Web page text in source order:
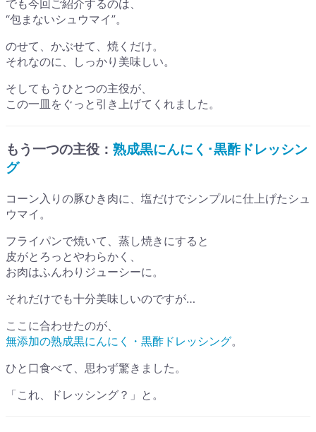
でも今回ご紹介するのは、
“包まないシュウマイ”。
のせて、かぶせて、焼くだけ。
それなのに、しっかり美味しい。
そしてもうひとつの主役が、
この一皿をぐっと引き上げてくれました。
もう一つの主役： 熟成黒にんにく･黒酢ドレッシン
グ
コーン入りの豚ひき肉に、塩だけでシンプルに仕上げたシュ
ウマイ。
フライパンで焼いて、蒸し焼きにすると
皮がとろっとやわらかく、
お肉はふんわりジューシーに。
それだけでも十分美味しいのですが…
ここに合わせたのが、
無添加の熟成黒にんにく・黒酢ドレッシング。
ひと口食べて、思わず驚きました。
「これ、ドレッシング？」と。